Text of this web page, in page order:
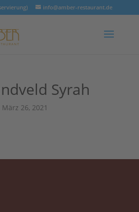
info@amber-restaurant.de
Syrah
März 26, 2021